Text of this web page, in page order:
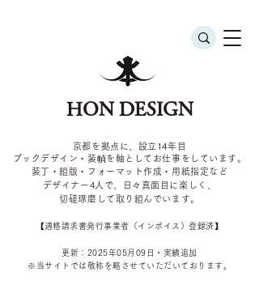
HON DESIGN
京都を拠点に、設立14年目
ブックデザイン・装幀を軸としてお仕事をしています。
装丁・組版・フォーマット作成・用紙指定など
デザイナー4 人で、日々真面目に楽しく、
切磋琢磨して取り組んでいます。
​【適格請求書発行事業者（インボイス）登録済】
更新：2025年05 月09 日・実績追加
​※当サイトでは敬称を 略させていただいております。